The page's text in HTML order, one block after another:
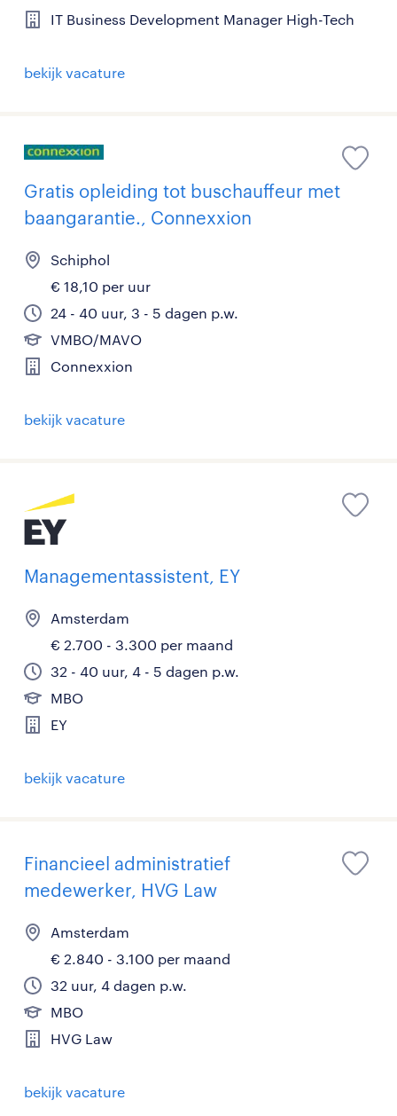
IT Business Development Manager High-Tech
bekijk vacature
Gratis opleiding tot buschauffeur met
baangarantie., Connexxion
Schiphol
€ 18,10 per uur
24 - 40 uur, 3 - 5 dagen p.w.
VMBO/MAVO
Connexxion
bekijk vacature
Managementassistent, EY
Amsterdam
€ 2.700 - 3.300 per maand
32 - 40 uur, 4 - 5 dagen p.w.
MBO
EY
bekijk vacature
Financieel administratief
medewerker, HVG Law
Amsterdam
€ 2.840 - 3.100 per maand
32 uur, 4 dagen p.w.
MBO
HVG Law
bekijk vacature